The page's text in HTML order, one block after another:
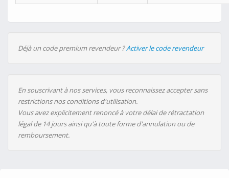
Déjà un code premium revendeur ?Activer le code revendeur
En souscrivant à nos services, vous reconnaissez accepter sans
restrictions nos conditions d'utilisation.
Vous avez explicitement renoncé à votre délai de rétractation
légal de 14 jours ainsi qu'à toute forme d'annulation ou de
remboursement.